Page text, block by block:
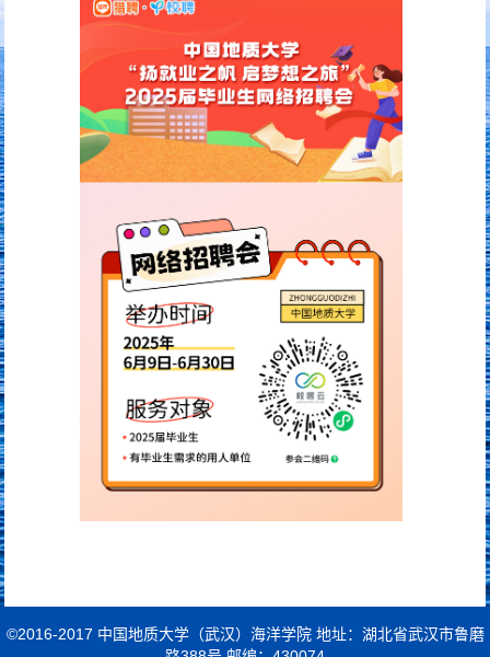
©2016-2017 中国地质大学（武汉）海洋学院 地址：湖北省武汉市鲁磨